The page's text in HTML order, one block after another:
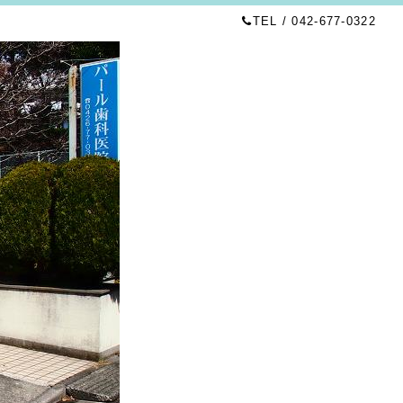
TEL / 042-677-0322